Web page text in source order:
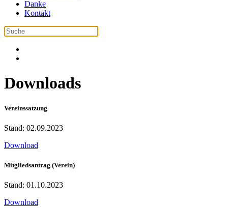
Danke
Kontakt
Downloads
Vereinssatzung
Stand: 02.09.2023
Download
Mitgliedsantrag (Verein)
Stand: 01.10.2023
Download